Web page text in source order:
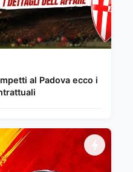
al Padova ecco i